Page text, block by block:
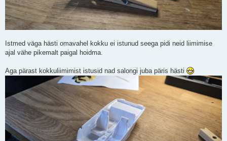
Istmed väga hästi omavahel kokku ei istunud seega pidi neid liimimise
ajal vähe pikemalt paigal hoidma.
Aga pärast kokkuliimimist istusid nad salongi juba päris hästi